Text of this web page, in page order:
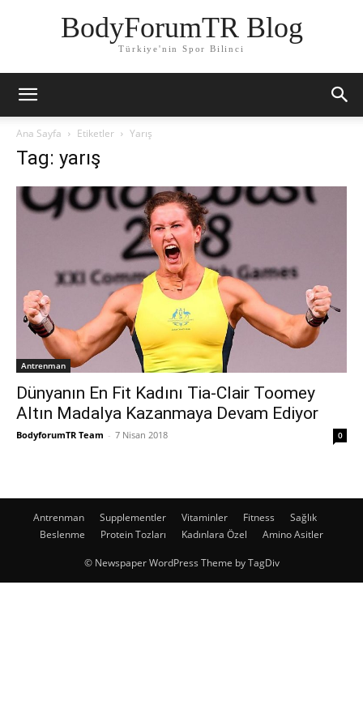
BodyForumTR Blog
Türkiye'nin Spor Bilinci
Ana Sayfa Etiketler Yarış
Tag: yarış
Antrenman
Dünyanın En Fit Kadını Tia-Clair Toomey
Altın Madalya Kazanmaya Devam Ediyor
BodyforumTR Team - 7 Nisan 2018 0
Antrenman Supplementler Vitaminler Fitness
Sağlık
Beslenme
Protein Tozları Kadınlara Özel Amino Asitler
© Newspaper WordPress Theme by TagDiv